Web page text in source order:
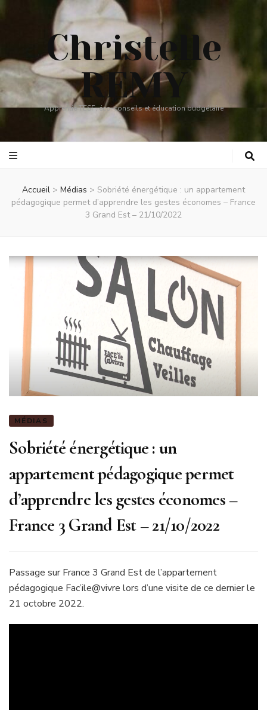
Christelle
REMY
Apprentie TESF, éco-conseils et éducation budgétaire
Accueil > Médias > Sobriété énergétique : un appartement
pédagogique permet d’apprendre les gestes économes – France
3 Grand Est – 21/10/2022
MÉDIAS
Sobriété énergétique : un
appartement pédagogique permet
d’apprendre les gestes économes –
France 3 Grand Est – 21/10/2022
Passage sur France 3 Grand Est de l’appartement
pédagogique Fac’ile@vivre lors d’une visite de ce dernier le
21 octobre 2022.